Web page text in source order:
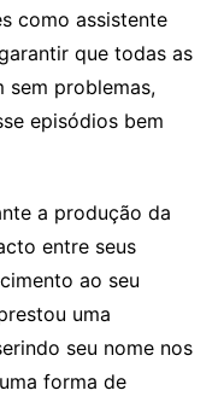
como assistente
que todas as
sem problemas,
episódios bem
a produção da
entre seus
ao seu
uma
seu nome nos
forma de